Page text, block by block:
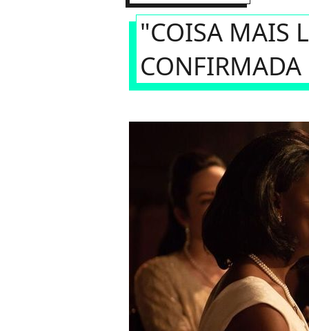
"COISA MAIS
CONFIRMADA